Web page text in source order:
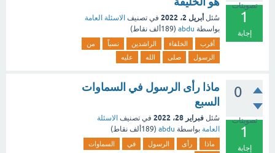
تصويتات
1
إجابة
سُئل أبريل 2، 2022 في تصنيف الاسئلة العامة
بواسطة abdu
(189ألف نقاط)
أقرب الخلفاء الراشدين نسباً
من
الرسول
صلى الله عليه
0
تصويتات
1
إجابة
ماذا رأى الرسول في السماوات
السبع
سُئل فبراير 28، 2022 في تصنيف الاسئلة
العامة بواسطة abdu
(189ألف نقاط)
ماذا رأى الرسول في
السماوات